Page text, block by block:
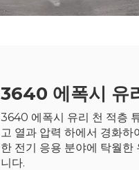
3640 에폭시 유
3640 에폭시 유리 천 적층
고 열과 압력 하에서 경화하
한 전기 응용 분야에 탁월한
니다.